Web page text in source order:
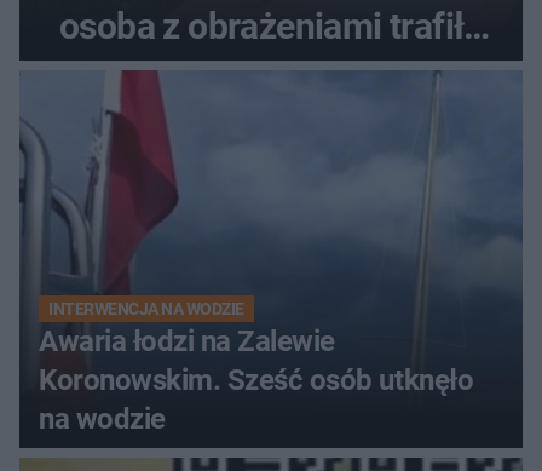
osoba z obrażeniami trafiła
do szpitala
INTERWENCJA NA WODZIE
Awaria łodzi na Zalewie
Koronowskim. Sześć osób utknęło
na wodzie